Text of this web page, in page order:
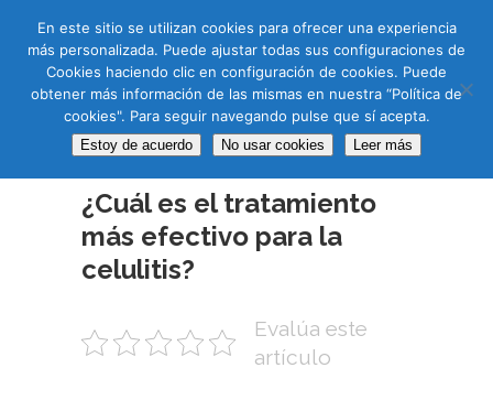
CAT ENG
04 JUN
¿Cuál es el tratamiento
más efectivo para la
celulitis?
Evalúa este
artículo
En este sitio se utilizan cookies para ofrecer una experiencia
más personalizada. Puede ajustar todas sus configuraciones de
Cookies haciendo clic en configuración de cookies. Puede
obtener más información de las mismas en nuestra “Política de
cookies". Para seguir navegando pulse que sí acepta.
Estoy de acuerdo No usar cookies Leer más